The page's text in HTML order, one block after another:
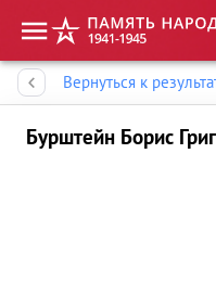
Вернуться к
Бурштейн Борис
Память народа